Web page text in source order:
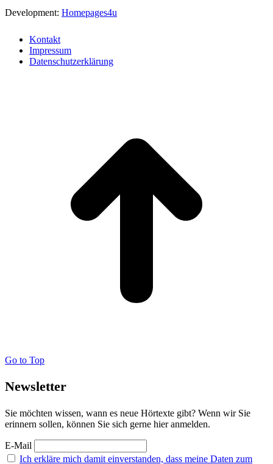
Development: Homepages4u
Kontakt
Impressum
Datenschutzerklärung
Go to Top
Newsletter
Sie möchten wissen, wann es neue Hörtexte gibt? Wenn wir Sie
erinnern sollen, können Sie sich gerne hier anmelden.
E-Mail
Ich erkläre mich damit einverstanden, dass meine Daten zum